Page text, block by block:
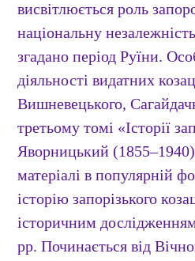
висвітлюється роль
національну
згадано період Руїни.
діяльності видатних
Вишневецького,
третьому томі «Історії
Яворницький
матеріалі в популярній
історію запорізького
історичним
рр. Починається від